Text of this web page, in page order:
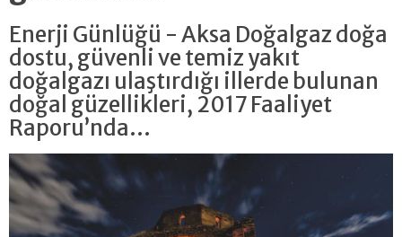
Enerji Günlüğü - Aksa Doğalgaz doğa
dostu, güvenli ve temiz yakıt
doğalgazı ulaştırdığı illerde bulunan
doğal güzellikleri, 2017 Faaliyet
Raporu’nda...